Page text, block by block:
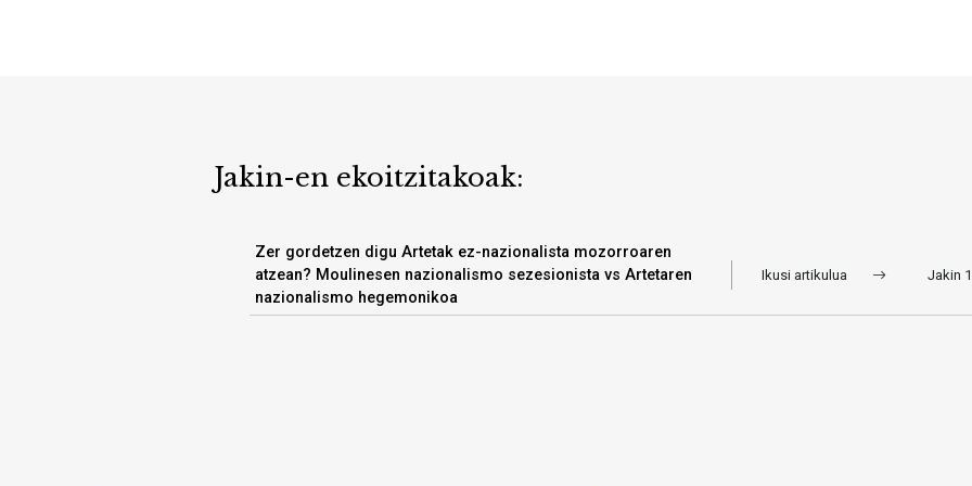
Jakin-en ekoitzitakoak:
Zer gordetzen digu Artetak ez-nazionalista mozorroaren
atzean? Moulinesen nazionalismo sezesionista vs Artetaren
nazionalismo hegemonikoa
Ikusi artikulua Jakin